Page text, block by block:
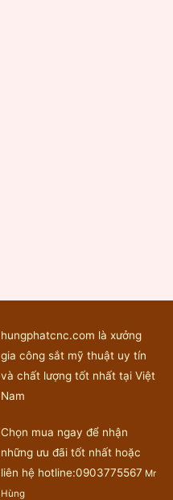
hungphatcnc.com là xưởng
gia công sắt mỹ thuật uy tín
và chất lượng tốt nhất tại Việt
Nam
Chọn mua ngay để nhận
những ưu đãi tốt nhất hoặc
liên hệ hotline:0903775567 Mr
Hùng